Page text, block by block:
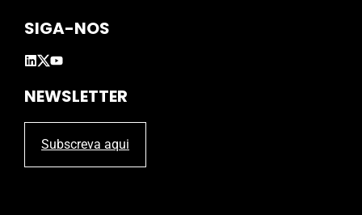
t
.
SIGA-NOS
NEWSLETTER
Subscreva aqui